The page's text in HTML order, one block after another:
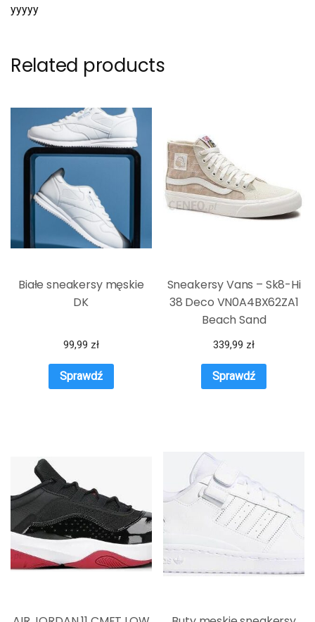
yyyyy
Related products
Białe sneakersy męskie
DK
99,99 zł
Sprawdź
Sneakersy Vans – Sk8-Hi
38 Deco VN0A4BX62ZA1
Beach Sand
339,99 zł
Sprawdź